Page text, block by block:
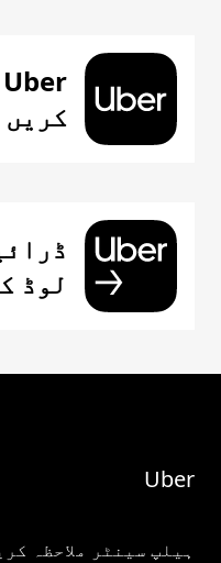
کریں
لوڈ
Uber
ہیلپ سینٹر ملاحظہ